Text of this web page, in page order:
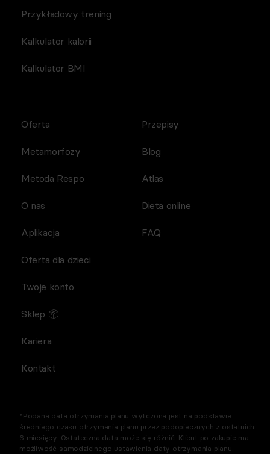
Przykładowy trening
Kalkulator kalorii
Kalkulator BMI
Oferta
Metamorfozy
Metoda Respo
O nas
Aplikacja
Przepisy
Blog
Atlas
Dieta online
FAQ
Oferta dla dzieci
Twoje konto
Sklep 📦
Kariera
Kontakt
*Podana data otrzymania planu wyliczona jest na podstawie
średniego czasu otrzymania planu przez podopiecznych z ostatnich
6 miesięcy. Ostateczna data może się różnić. Klient po zakupie ma
możliwość samodzielnego ustawienia daty otrzymania planu.